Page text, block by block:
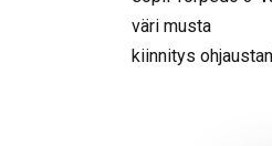
väri musta
kiinnitys